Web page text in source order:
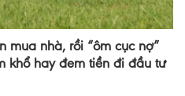
mua nhà, rồi “ôm cục nợ”
khổ hay đem tiền đi đầu tư